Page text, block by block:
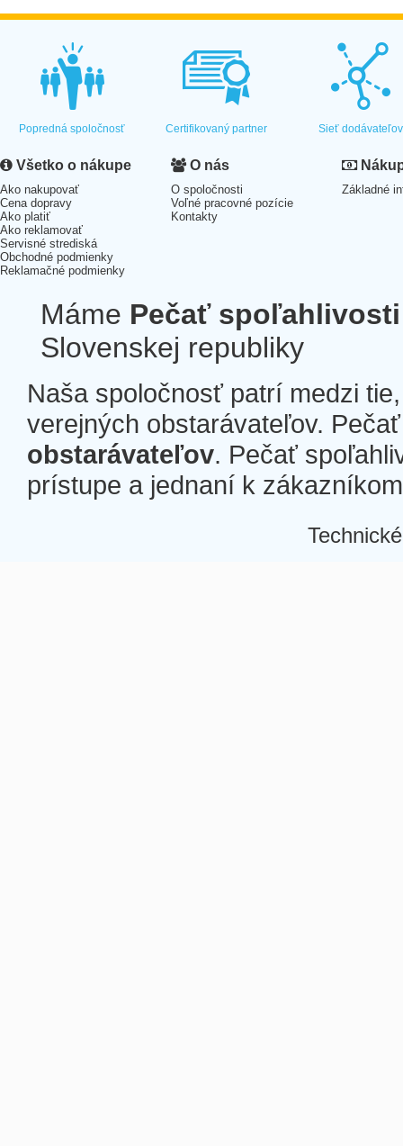
Popredná spoločnosť Certifikovaný partner Sieť dodávateľov
Všetko o nákupe
Ako nakupovať
Cena dopravy
Ako platiť
Ako reklamovať
Servisné strediská
Obchodné podmienky
Reklamačné podmienky
O nás
O spoločnosti
Voľné pracovné pozície
Kontakty
Základné
Máme Pečať spoľahlivosti
Slovenskej republiky
Naša spoločnosť patrí medzi
verejných obstarávateľov.
obstarávateľov. Pečať
prístupe a jednaní k